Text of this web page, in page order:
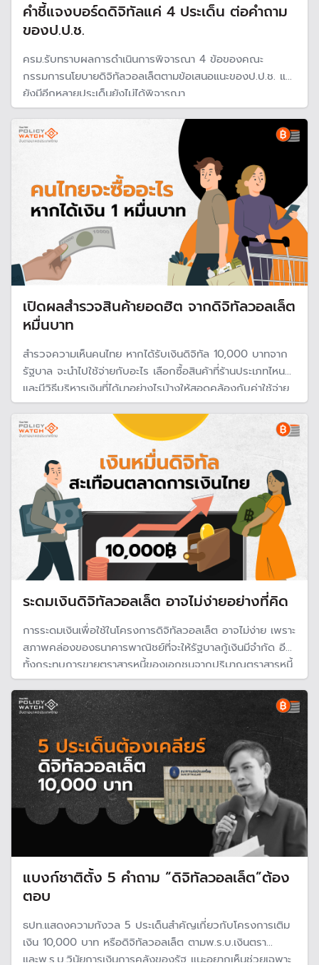
คำชี้แจงบอร์ดดิจิทัลแค่ 4 ประเด็น ต่อคำถาม
ของป.ป.ช.
ครม.รับทราบผลการดำเนินการพิจารณา 4 ข้อของคณะ
กรรมการนโยบายดิจิทัลวอลเล็ตตามข้อเสนอแนะของป.ป.ช. แต่
ยังมีอีกหลายประเด็นยังไม่ได้พิจารณา
เปิดผลสำรวจสินค้ายอดฮิต จากดิจิทัลวอลเล็ต
หมื่นบาท
สำรวจความเห็นคนไทย หากได้รับเงินดิจิทัล 10,000 บาทจาก
รัฐบาล จะนำไปใช้จ่ายกับอะไร เลือกซื้อสินค้าที่ร้านประเภทไหน
และมีวิธีบริหารเงินที่ได้มาอย่างไรบ้างให้สอดคล้องกับค่าใช้จ่าย
ส่วนตัว
ระดมเงินดิจิทัลวอลเล็ต อาจไม่ง่ายอย่างที่คิด
การระดมเงินเพื่อใช้ในโครงการดิจิทัลวอลเล็ต อาจไม่ง่าย เพราะ
สภาพคล่องของธนาคารพาณิชย์ที่จะให้รัฐบาลกู้เงินมีจำกัด อีก
ทั้งกระทบการขายตราสารหนี้ของเอกชนจากปริมาณตราสารหนี้
ของรัฐที่เพิ่มเข้ามาในตลาดมากขึ้น รวมถึงในช่วงที่อัตราผล
ตอบแทนตราสารหนี้ยังอยู่ในระดับสูงจะกดดันต้นทุนในการระดม
ทุน
แบงก์ชาติตั้ง 5 คำถาม “ดิจิทัลวอลเล็ต”ต้อง
ตอบ
ธปท.แสดงความกังวล 5 ประเด็นสำคัญเกี่ยวกับโครงการเติม
เงิน 10,000 บาท หรือดิจิทัลวอลเล็ต ตามพ.ร.บ.เงินตรา
และพ.ร.บ.วินัยการเงินการคลังของรัฐ แนะอยากเห็นช่วยเฉพาะ